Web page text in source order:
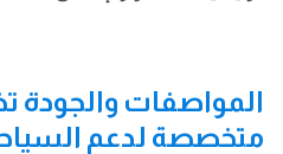
المواصفات والجودة
متخصصة لدعم